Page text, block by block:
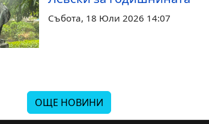
Събота, 18 Юли 2026 14:07
ОЩЕ НОВИНИ